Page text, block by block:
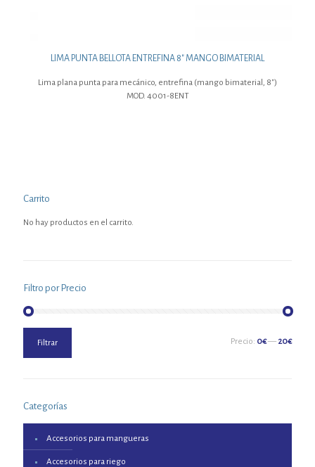
LIMA PUNTA BELLOTA ENTREFINA 8″ MANGO BIMATERIAL
Lima plana punta para mecánico, entrefina (mango bimaterial, 8″)
MOD. 4001-8ENT
Carrito
No hay productos en el carrito.
Filtro por Precio
mínimo
máximo
Filtrar Precio: 0€— 20€
Categorías
Accesorios para mangueras
Accesorios para riego